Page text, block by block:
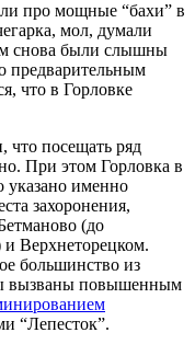
про мощные “бахи” в
мол, думали
снова были слышны
предварительным
что в Горловке
что посещать ряд
При этом Горловка в
указано именно
захоронения,
(до
Верхнеторецком.
большинство из
вызваны повышенным
“Лепесток”.